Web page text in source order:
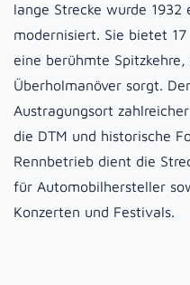
lange Strecke wurde
modernisiert. Sie bietet
eine berühmte
Überholmanöver sorgt.
Austragungsort
die DTM und historische
Rennbetrieb dient die
für Automobilhersteller
Konzerten und Festivals.